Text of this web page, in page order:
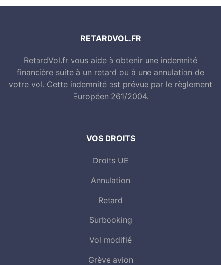
RETARDVOL.FR
RetardVol.fr vous aide à obtenir une indemnité
financière suite à un retard ou à une annulation de
votre vol. Cette indemnité est prévue par le règlement
Européen 261/2004.
VOS DROITS
Droits UE
Annulation
Retard
Surbooking
Vol modifié
Grève avion